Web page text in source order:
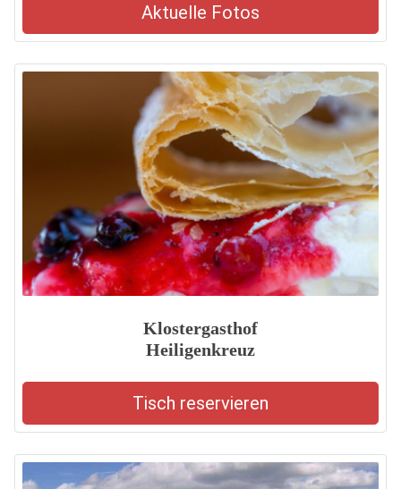
Aktuelle Fotos
Klostergasthof
Heiligenkreuz
Tisch reservieren